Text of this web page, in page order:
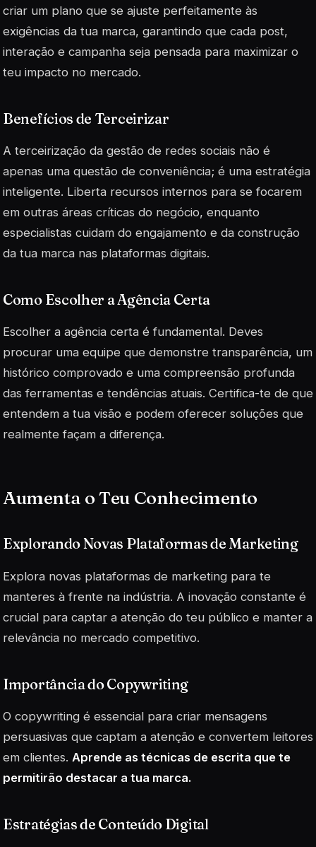
criar um plano que se ajuste perfeitamente às
exigências da tua marca, garantindo que cada post,
interação e campanha seja pensada para maximizar o
teu impacto no mercado.
Benefícios de Terceirizar
A terceirização da gestão de redes sociais não é
apenas uma questão de conveniência; é uma estratégia
inteligente. Liberta recursos internos para se focarem
em outras áreas críticas do negócio, enquanto
especialistas cuidam do engajamento e da construção
da tua marca nas plataformas digitais.
Como Escolher a Agência Certa
Escolher a agência certa é fundamental. Deves
procurar uma equipe que demonstre transparência, um
histórico comprovado e uma compreensão profunda
das ferramentas e tendências atuais. Certifica-te de que
entendem a tua visão e podem oferecer soluções que
realmente façam a diferença.
Aumenta o Teu Conhecimento
Explorando Novas Plataformas de Marketing
Explora novas plataformas de marketing para te
manteres à frente na indústria. A inovação constante é
crucial para captar a atenção do teu público e manter a
relevância no mercado competitivo.
Importância do Copywriting
O copywriting é essencial para criar mensagens
persuasivas que captam a atenção e convertem leitores
em clientes. Aprende as técnicas de escrita que te
permitirão destacar a tua marca.
Estratégias de Conteúdo Digital